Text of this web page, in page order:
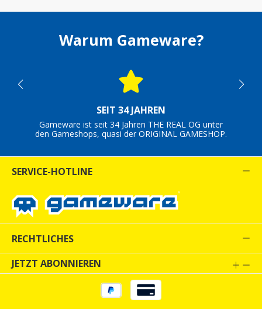
Warum Gameware?
SEIT 34 JAHREN
Gameware ist seit 34 Jahren THE REAL OG unter
den Gameshops, quasi der ORIGINAL GAMESHOP.
SERVICE-HOTLINE
RECHTLICHES
JETZT ABONNIEREN